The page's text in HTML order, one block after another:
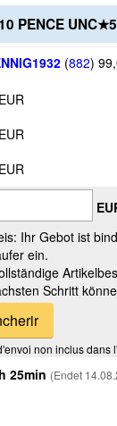
PENCE
(882)
Ihr Gebot ist
ein.
Schritt
non inclus dans
25min (Endet